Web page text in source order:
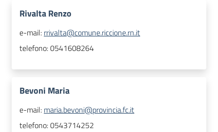
Rivalta Renzo
e-mail: rrivalta@comune.riccione.rn.it
telefono:0541608264
Bevoni Maria
e-mail: maria.bevoni@provincia.fc.it
telefono:0543714252